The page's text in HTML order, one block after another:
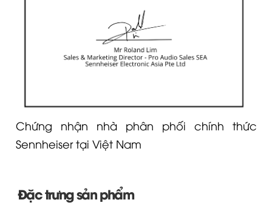
Chứng nhận nhà phân phối chính thức
Sennheiser tại Việt Nam
Đặc trưng sản phẩm